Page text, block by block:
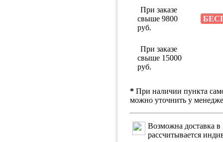
При заказе
свыше 9800
руб.
При заказе
свыше 15000
руб.
* При наличии пункта
можно уточнить у
Возможна доставка в
рассчитывается